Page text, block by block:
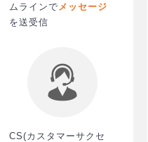
ムラインで メッセージ
を送受信
CS(カスタマーサクセ